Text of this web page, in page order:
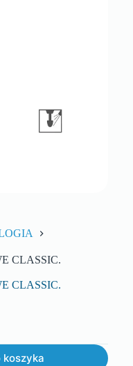
CLASSIC.
CLASSIC.
koszyka